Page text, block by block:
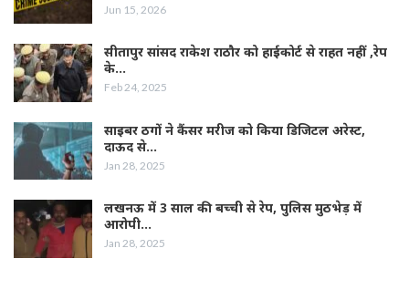
Jun 15, 2026
सीतापुर सांसद राकेश राठौर को हाईकोर्ट से राहत नहीं ,रेप
के…
Feb 24, 2025
साइबर ठगों ने कैंसर मरीज को किया डिजिटल अरेस्ट,
दाऊद से…
Jan 28, 2025
लखनऊ में 3 साल की बच्ची से रेप, पुलिस मुठभेड़ में
आरोपी…
Jan 28, 2025